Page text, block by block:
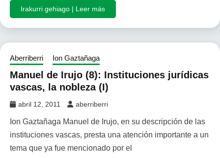
Irakurri gehiago | Leer más
Aberriberri Ion Gaztañaga
Manuel de Irujo (8): Instituciones jurídicas
vascas, la nobleza (I)
abril 12, 2011 aberriberri
Ion Gaztañaga Manuel de Irujo, en su descripción de las
instituciones vascas, presta una atención importante a un
tema que ya fue mencionado por el